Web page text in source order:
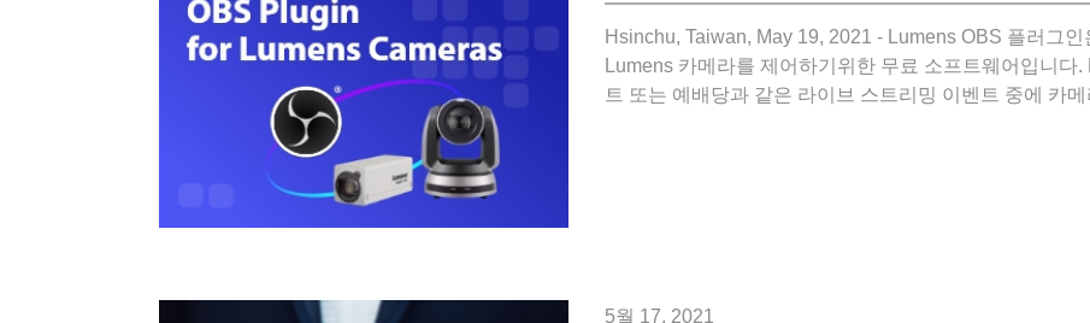
Hsinchu, Taiwan, May 19, 2021 - Lumens OBS 플러그
Lumens 카메라를 제어하기위한 무료 소프트웨어입니다
트 또는 예배당과 같은 라이브 스트리밍 이벤트 중에 카
5월 17, 2021